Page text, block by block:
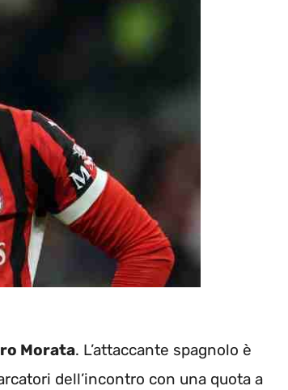
Morata. L’attaccante spagnolo è
dell’incontro con una quota a